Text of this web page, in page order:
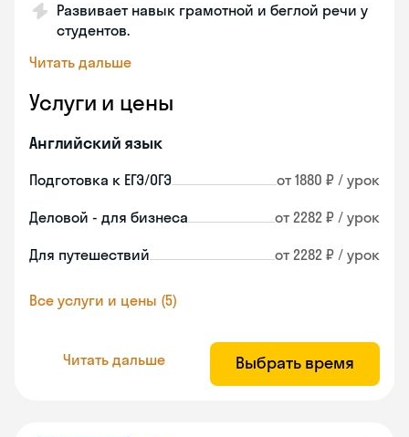
Развивает навык грамотной и беглой речи у
студентов.
Читать дальше
Услуги и цены
Английский язык
Подготовка к ЕГЭ/ОГЭ от 1880 ₽ / урок
Деловой - для бизнеса от 2282 ₽ / урок
Для путешествий от 2282 ₽ / урок
Все услуги и цены (5)
Читать дальше Выбрать время